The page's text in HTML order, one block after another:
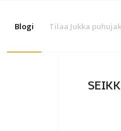
Blogi Tilaa Jukka